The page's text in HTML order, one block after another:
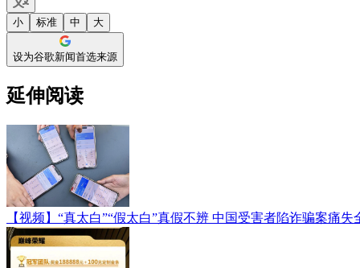
小 标准 中 大
设为谷歌新闻首选来源
延伸阅读
【视频】“真太白”“假太白”真假不辨 中国受害者陷诈骗案痛失